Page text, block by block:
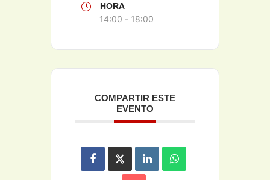
HORA
14:00 - 18:00
COMPARTIR ESTE
EVENTO